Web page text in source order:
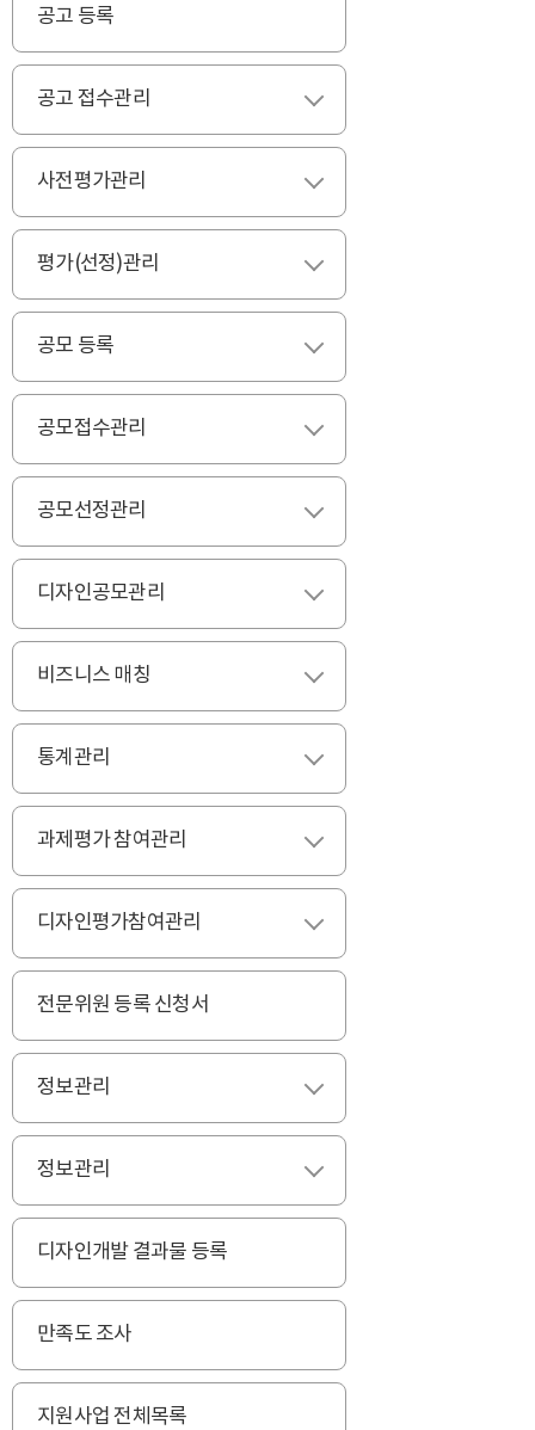
공고 등록
공고 접수관리
사전평가관리
평가(선정)관리
공모 등록
공모접수관리
공모선정관리
디자인공모관리
비즈니스 매칭
통계관리
과제평가 참여관리
디자인평가참여관리
전문위원 등록 신청서
정보관리
정보관리
디자인개발 결과물 등록
만족도 조사
지원사업 전체목록